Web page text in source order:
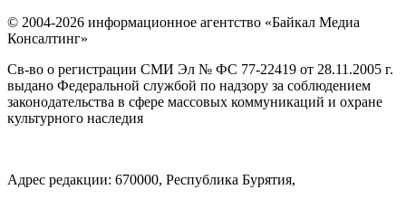
© 2004-2026 информационное агентство «Байкал Медиа
Консалтинг»
Св-во о регистрации СМИ Эл № ФС 77-22419 от 28.11.2005 г.
выдано Федеральной службой по надзору за соблюдением
законодательства в сфере массовых коммуникаций и охране
культурного наследия
Адрес редакции: 670000, Республика Бурятия,